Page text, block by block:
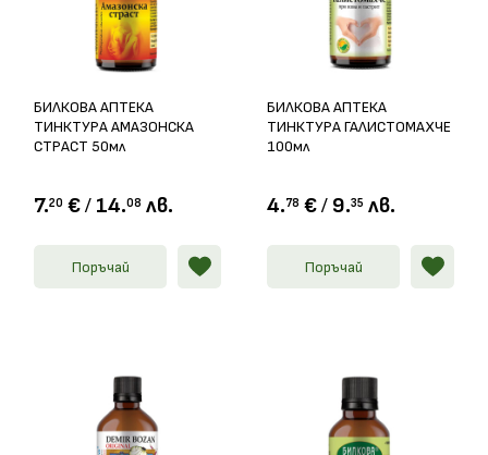
БИЛКОВА АПТЕКА
ТИНКТУРА АМАЗОНСКА
СТРАСТ 50мл
7.20 €/ 14.08 лв.
Поръчай
БИЛКОВА АПТЕКА
ТИНКТУРА ГАЛИСТОМАХЧЕ
100мл
4.78 €/ 9.35 лв.
Поръчай